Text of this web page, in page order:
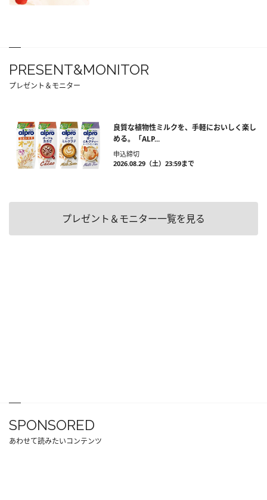
PRESENT&MONITOR
プレゼント＆モニター
良質な植物性ミルクを、手軽においしく楽し
める。「ALP...
申込締切
2026.08.29（土）23:59まで
プレゼント＆モニター一覧を見る
SPONSORED
あわせて読みたいコンテンツ